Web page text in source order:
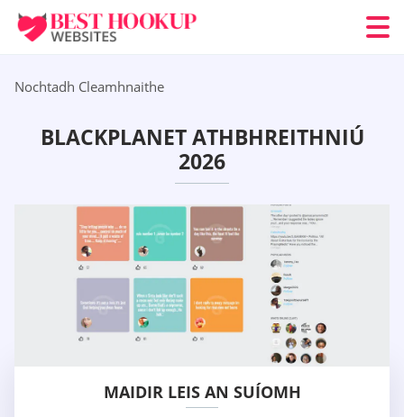
Nochtadh Cleamhnaithe
BLACKPLANET ATHBHREITHNIÚ
2026
MAIDIR LEIS AN SUÍOMH